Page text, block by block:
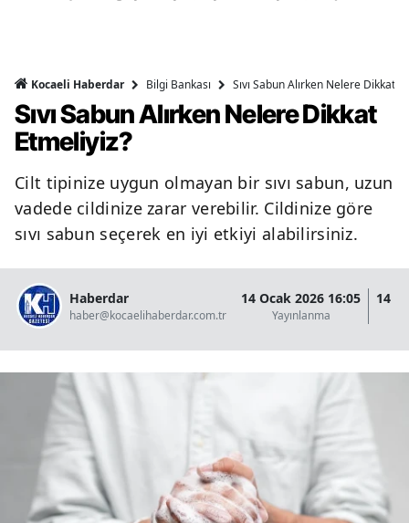
Kocaeli Haberdar Bilgi Bankası Sıvı Sabun Alırken Nelere Dikkat
Sıvı Sabun Alırken Nelere Dikkat
Etmeliyiz?
Cilt tipinize uygun olmayan bir sıvı sabun, uzun
vadede cildinize zarar verebilir. Cildinize göre
sıvı sabun seçerek en iyi etkiyi alabilirsiniz.
Haberdar
haber@kocaelihaberdar.com.tr
14 Ocak 2026 16:05
Yayınlanma
14